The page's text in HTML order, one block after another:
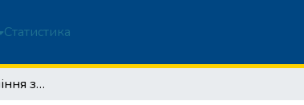
Статистика
Державне управління зовнішньоекономічною діяльністю: світовий досвід для України